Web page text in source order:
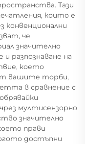
Тази
които е
конвенционални
че
значително
разпознаване на
което
вашите торби,
в сравнение с
мултисензорно
значително
прави
достъпни